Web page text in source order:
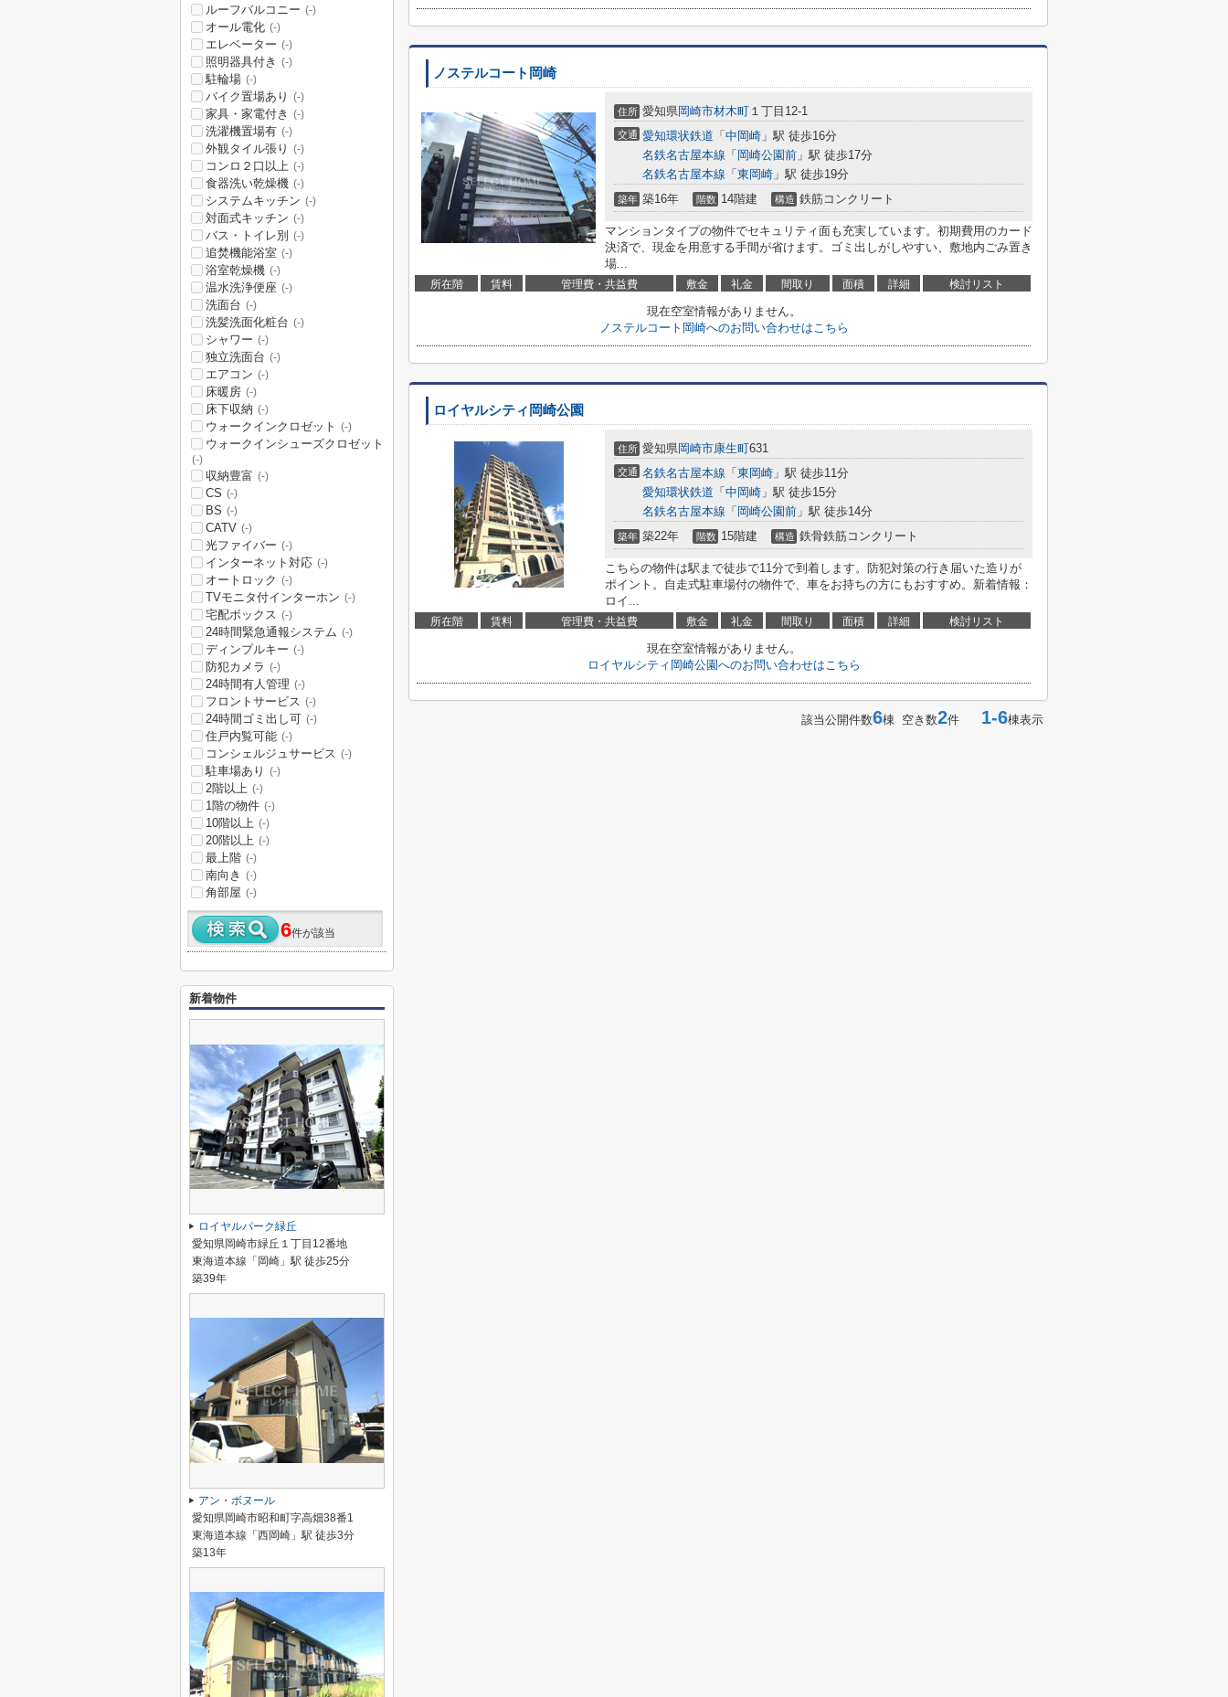
ノステルコート岡崎
住所 愛知県岡崎市材木町 １丁目12-1
交通 愛知環状鉄道 「 中岡崎 」駅 徒歩16分
名鉄名古屋本線 「 岡崎公園前 」駅 徒歩17分
名鉄名古屋本線 「 東岡崎 」駅 徒歩19分
築年 築16年 階数 14階建 構造 鉄筋コンクリート
マンションタイプの物件でセキュリティ面も充実しています。初期費用のカード
決済で、現金を用意する手間が省けます。ゴミ出しがしやすい、敷地内ごみ置き
場...
所在階 賃料 管理費・共益費 敷金 礼金 間取り 面積 詳細 検討リスト
現在空室情報がありません。
ノステルコート岡崎へのお問い合わせはこちら
ロイヤルシティ岡崎公園
住所 愛知県岡崎市康生町631
交通 名鉄名古屋本線 「 東岡崎 」駅 徒歩11分
愛知環状鉄道 「 中岡崎 」駅 徒歩15分
名鉄名古屋本線 「 岡崎公園前 」駅 徒歩14分
築年 築22年 階数 15階建 構造 鉄骨鉄筋コンクリート
こちらの物件は駅まで徒歩で11分で到着します。防犯対策の行き届いた造りが
ポイント。自走式駐車場付の物件で、車をお持ちの方にもおすすめ。新着情報：
ロイ...
所在階 賃料 管理費・共益費 敷金 礼金 間取り 面積 詳細 検討リスト
現在空室情報がありません。
ロイヤルシティ岡崎公園へのお問い合わせはこちら
該当公開件数6棟 空き数2件 1-6棟表示
ルーフバルコニー (-)
オール電化 (-)
エレベーター (-)
照明器具付き (-)
駐輪場 (-)
バイク置場あり (-)
家具・家電付き (-)
洗濯機置場有 (-)
外観タイル張り (-)
コンロ２口以上 (-)
食器洗い乾燥機 (-)
システムキッチン (-)
対面式キッチン (-)
バス・トイレ別 (-)
追焚機能浴室 (-)
浴室乾燥機 (-)
温水洗浄便座 (-)
洗面台 (-)
洗髪洗面化粧台 (-)
シャワー (-)
独立洗面台 (-)
エアコン (-)
床暖房 (-)
床下収納 (-)
ウォークインクロゼット (-)
ウォークインシューズクロゼット
(-)
収納豊富 (-)
CS (-)
BS (-)
CATV (-)
光ファイバー (-)
インターネット対応 (-)
オートロック (-)
TVモニタ付インターホン (-)
宅配ボックス (-)
24時間緊急通報システム (-)
ディンプルキー (-)
防犯カメラ (-)
24時間有人管理 (-)
フロントサービス (-)
24時間ゴミ出し可 (-)
住戸内覧可能 (-)
コンシェルジュサービス (-)
駐車場あり (-)
2階以上 (-)
1階の物件 (-)
10階以上 (-)
20階以上 (-)
最上階 (-)
南向き (-)
角部屋 (-)
6件が該当
新着物件
ロイヤルパーク緑丘
愛知県岡崎市緑丘１丁目12番地
東海道本線「岡崎」駅 徒歩25分
築39年
アン・ボヌール
愛知県岡崎市昭和町字高畑38番1
東海道本線「西岡崎」駅 徒歩3分
築13年